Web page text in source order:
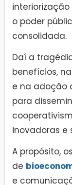
o poder
consolidada.
Daí a
benefícios,
e na adoção
para
inovadoras e
A propósito,
de
e